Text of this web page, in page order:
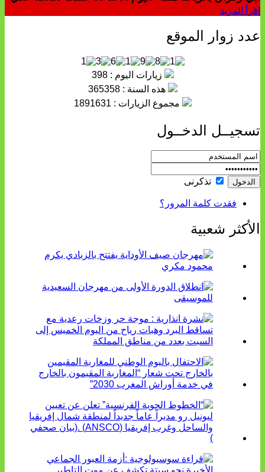
إقرأ المزيد
عدد زوار الموقع
زيارات اليوم : 398
هذه السنة : 365358
مجموع الزيارات : 1891631
تسجيــل الدخــول
تذكرنى
فقدت كلمة المرور؟
الأكثر شعبية